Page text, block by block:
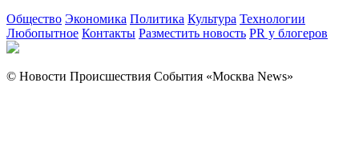
Общество Экономика Политика Культура Технологии
Любопытное Контакты Разместить новость PR у блогеров
© Новости Происшествия События «Москва News»